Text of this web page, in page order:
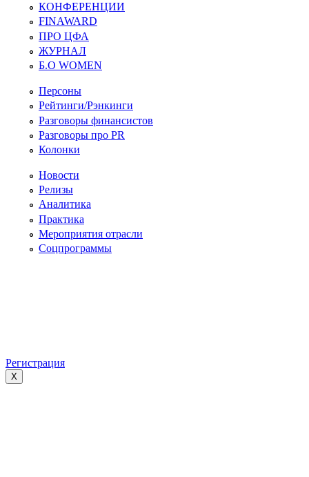
КОНФЕРЕНЦИИ
FINAWARD
ПРО ЦФА
ЖУРНАЛ
Б.О WOMEN
Персоны
Рейтинги/Рэнкинги
Разговоры финансистов
Разговоры про PR
Колонки
Новости
Релизы
Аналитика
Практика
Мероприятия отрасли
Соцпрограммы
Регистрация
X